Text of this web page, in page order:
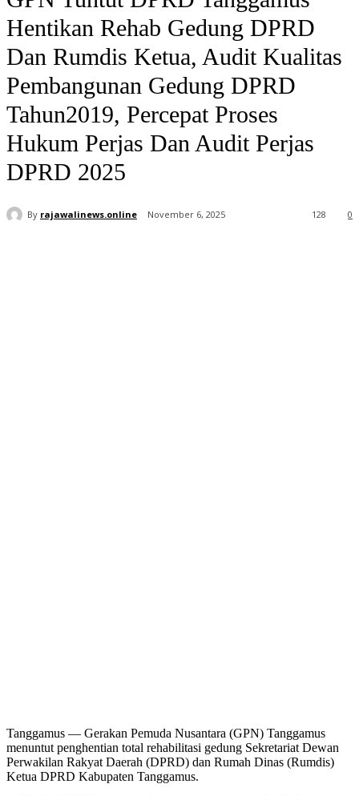
Hentikan Rehab Gedung DPRD
Dan Rumdis Ketua, Audit Kualitas
Pembangunan Gedung DPRD
Tahun2019, Percepat Proses
Hukum Perjas Dan Audit Perjas
DPRD 2025
By rajawalinews.online November 6, 2025 0
128
Tanggamus — Gerakan Pemuda Nusantara (GPN) Tanggamus
menuntut penghentian total rehabilitasi gedung Sekretariat Dewan
Perwakilan Rakyat Daerah (DPRD) dan Rumah Dinas (Rumdis)
Ketua DPRD Kabupaten Tanggamus.